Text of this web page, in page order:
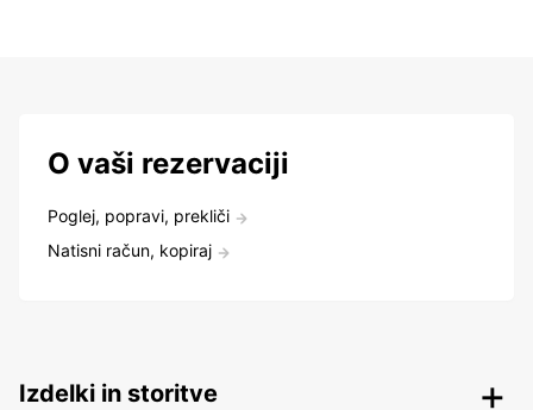
O vaši rezervaciji
Poglej, popravi, prekliči
Natisni račun, kopiraj
Izdelki in storitve